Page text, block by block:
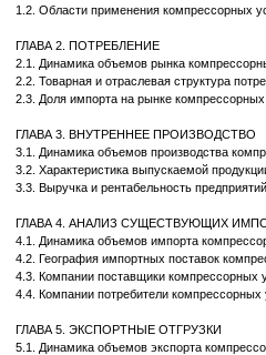
1.2. Области применения компрессорных
ГЛАВА 2. ПОТРЕБЛЕНИЕ
2.1. Динамика объемов рынка
2.2. Товарная и отраслевая структура
2.3. Доля импорта на рынке компрессорных
ГЛАВА 3. ВНУТРЕННЕЕ ПРОИЗВОДСТВО
3.1. Динамика объемов производства
3.2. Характеристика выпускаемой
3.3. Выручка и рентабельность
ГЛАВА 4. АНАЛИЗ СУЩЕСТВУЮЩИХ
4.1. Динамика объемов импорта
4.2. География импортных поставок
4.3. Компании поставщики компрессорных
4.4. Компании потребители
ГЛАВА 5. ЭКСПОРТНЫЕ ОТГРУЗКИ
5.1. Динамика объемов экспорта